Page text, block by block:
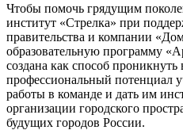
Чтобы помочь грядущим
институт «Стрелка» при
правительства и компании
образовательную программу
создана как способ
профессиональный потенциал
работы в команде и дать им
организации городского
будущих городов России.